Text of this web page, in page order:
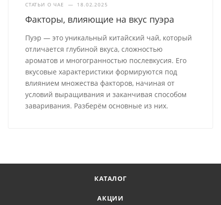
СТАТЬИ О ЧАЕ — 18.02.2025
Факторы, влияющие на вкус пуэра
Пуэр — это уникальный китайский чай, который
отличается глубиной вкуса, сложностью
ароматов и многогранностью послевкусия. Его
вкусовые характеристики формируются под
влиянием множества факторов, начиная от
условий выращивания и заканчивая способом
заваривания. Разберём основные из них.
КАТАЛОГ
АКЦИИ